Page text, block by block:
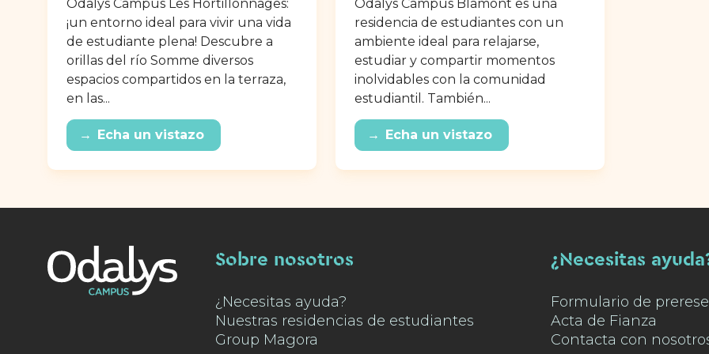
Odalys Campus Les Hortillonnages:
¡un entorno ideal para vivir una vida
de estudiante plena! Descubre a
orillas del río Somme diversos
espacios compartidos en la terraza,
en las...
→ Echa un vistazo
Odalys Campus Blamont es una
residencia de estudiantes con un
ambiente ideal para relajarse,
estudiar y compartir momentos
inolvidables con la comunidad
estudiantil. También...
→ Echa un vistazo
Sobre nosotros
¿Necesitas ayuda?
Nuestras residencias de estudiantes
Group Magora
¿Necesitas
Formulario de
Acta de Fianza
Contacta con